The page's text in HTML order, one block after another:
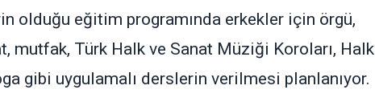
olduğu eğitim programında erkekler için örgü,
mutfak, Türk Halk ve Sanat Müziği Koroları, Halk
gibi uygulamalı derslerin verilmesi planlanıyor.